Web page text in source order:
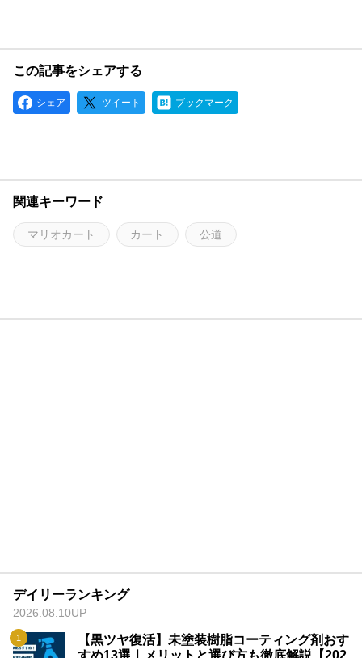
この記事をシェアする
シェア ツイート ブックマーク
関連キーワード
マリオカート カート 公道
デイリーランキング
2026.08.10UP
【黒ツヤ復活】未塗装樹脂コーティング剤おす